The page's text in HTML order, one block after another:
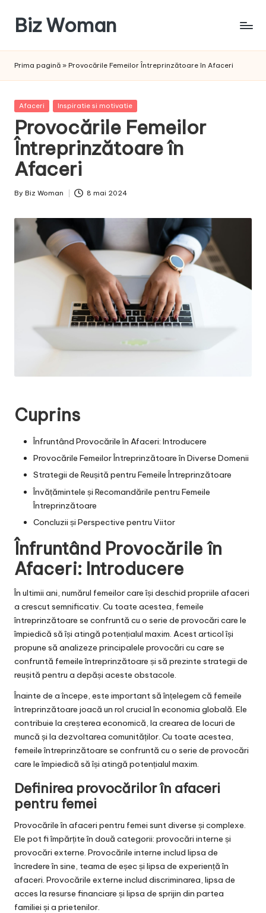
content
Biz Woman
succesul
Prima pagină » Provocările Femeilor Întreprinzătoare în Afaceri
Posted
Afaceri Inspiratie si motivatie
Provocările Femeilor
Întreprinzătoare în
Afaceri
Posted
By Biz Woman 8 mai 2024
Cuprins
Înfruntând Provocările în Afaceri: Introducere
Provocările Femeilor Întreprinzătoare în Diverse Domenii
Strategii de Reușită pentru Femeile Întreprinzătoare
Învățămintele și Recomandările pentru Femeile
Întreprinzătoare
Concluzii și Perspective pentru Viitor
Înfruntând Provocările în
Afaceri: Introducere
În ultimii ani, numărul femeilor care își deschid propriile afaceri
a crescut semnificativ. Cu toate acestea, femeile
întreprinzătoare se confruntă cu o serie de provocări care le
împiedică să își atingă potențialul maxim. Acest articol își
propune să analizeze principalele provocări cu care se
confruntă femeile întreprinzătoare și să prezinte strategii de
reușită pentru a depăși aceste obstacole.
Înainte de a începe, este important să înțelegem că femeile
întreprinzătoare joacă un rol crucial în economia globală. Ele
contribuie la creșterea economică, la crearea de locuri de
muncă și la dezvoltarea comunităților. Cu toate acestea,
femeile întreprinzătoare se confruntă cu o serie de provocări
care le împiedică să își atingă potențialul maxim.
Definirea provocărilor în afaceri
pentru femei
Provocările în afaceri pentru femei sunt diverse și complexe.
Ele pot fi împărțite în două categorii: provocări interne și
provocări externe. Provocările interne includ lipsa de
încredere în sine, teama de eșec și lipsa de experiență în
afaceri. Provocările externe includ discriminarea, lipsa de
acces la resurse financiare și lipsa de sprijin din partea
familiei și a prietenilor.